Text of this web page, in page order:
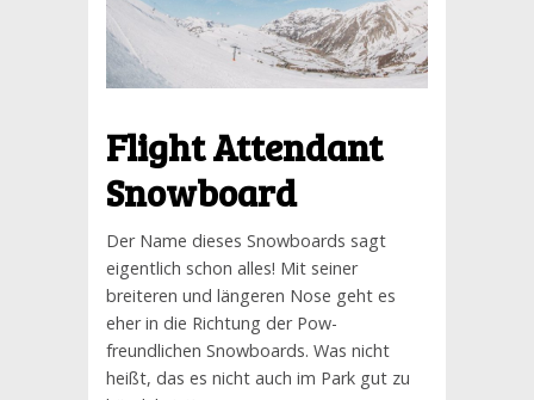
Flight Attendant
Snowboard
Der Name dieses Snowboards sagt
eigentlich schon alles! Mit seiner
breiteren und längeren Nose geht es
eher in die Richtung der Pow-
freundlichen Snowboards. Was nicht
heißt, das es nicht auch im Park gut zu